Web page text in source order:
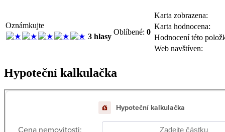
Oznámkujte
3 hlasy
Oblíbené: 0
Karta zobrazena:
Karta hodnocena:
Hodnocení této
Web navštíven:
Hypoteční kalkulačka